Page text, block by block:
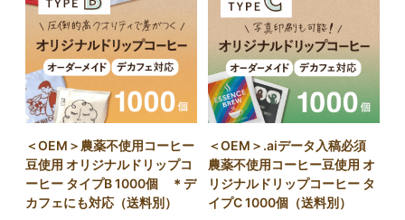
＜OEM＞農薬不使用コーヒー
豆使用 オリジナルドリップコ
ーヒー タイプB 1000個 ＊デ
カフェにも対応（送料別）
＜OEM＞.aiデータ入稿必須
農薬不使用コーヒー豆使用 オ
リジナルドリップコーヒー タ
イプC 1000個（送料別）